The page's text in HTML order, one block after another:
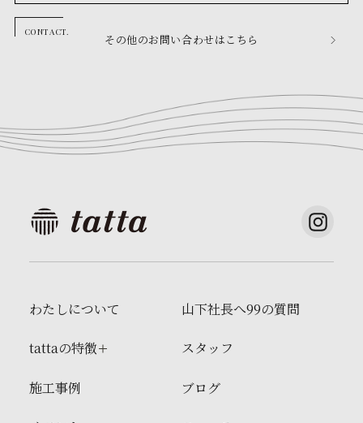
その他のお問い合わせはこちら
わたしについて
tattaの特徴
施工事例
山下社長へ99の質問
スタッフ
ブログ